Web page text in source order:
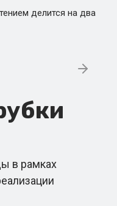
делится на два
в рамках